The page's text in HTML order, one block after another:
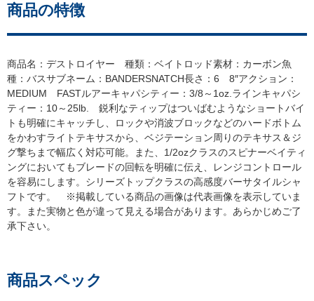
商品の特徴
商品名：デストロイヤー 種類：ベイトロッド素材：カーボン魚
種：バスサブネーム：BANDERSNATCH長さ：6 8″アクション：
MEDIUM FASTルアーキャパシティー：3/8～1oz.ラインキャパシ
ティー：10～25lb. 鋭利なティップはついばむようなショートバイ
トも明確にキャッチし、ロックや消波ブロックなどのハードボトム
をかわすライトテキサスから、ベジテーション周りのテキサス＆ジ
グ撃ちまで幅広く対応可能。また、1/2ozクラスのスピナーベイティ
ングにおいてもブレードの回転を明確に伝え、レンジコントロール
を容易にします。シリーズトップクラスの高感度バーサタイルシャ
フトです。 ※掲載している商品の画像は代表画像を表示していま
す。また実物と色が違って見える場合があります。あらかじめご了
承下さい。
商品スペック